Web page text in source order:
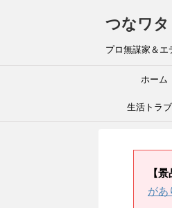
つなワタ
プロ無謀家＆
ホーム
生活トラ
【
があ